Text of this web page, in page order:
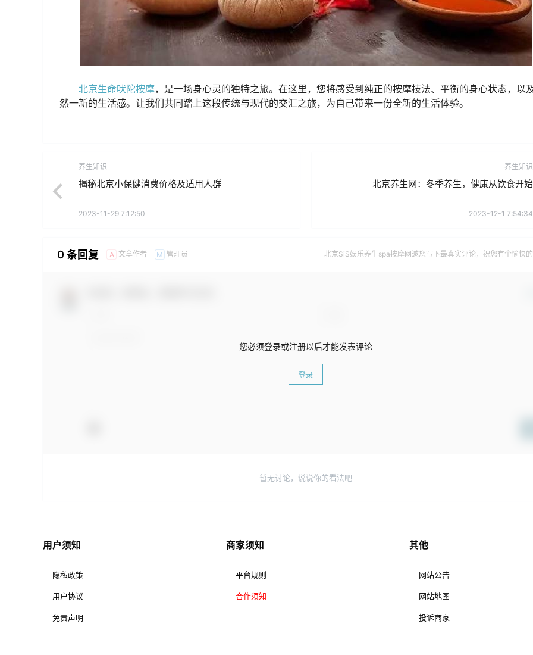
北京生命吠陀按摩，是一场身心灵的独特之旅。在这里，您将感受到纯正的按摩技法、平衡的身心状态，以
然一新的生活感。让我们共同踏上这段传统与现代的交汇之旅，为自己带来一份全新的生活体验。
养生知识
揭秘北京小保健消费价格及适用人群
2023-11-29 7:12:50
养生知识
北京养生网：冬季养生，健康从饮食开始
2023-12-1 7:54:34
0 条回复 A 文章作者 M 管理员 北京SiS娱乐养生spa按摩网邀您写下最真实评论，祝您有个愉快
您必须登录或注册以后才能发表评论
登录
暂无讨论，说说你的看法吧
用户须知
隐私政策
用户协议
免责声明
商家须知
平台规则
合作须知
其他
网站公告
网站地图
投诉商家